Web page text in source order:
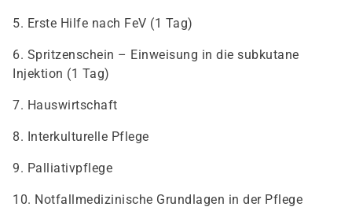
5. Erste Hilfe nach FeV (1 Tag)
6. Spritzenschein – Einweisung in die subkutane
Injektion (1 Tag)
7. Hauswirtschaft
8. Interkulturelle Pflege
9. Palliativpflege
10. Notfallmedizinische Grundlagen in der Pflege